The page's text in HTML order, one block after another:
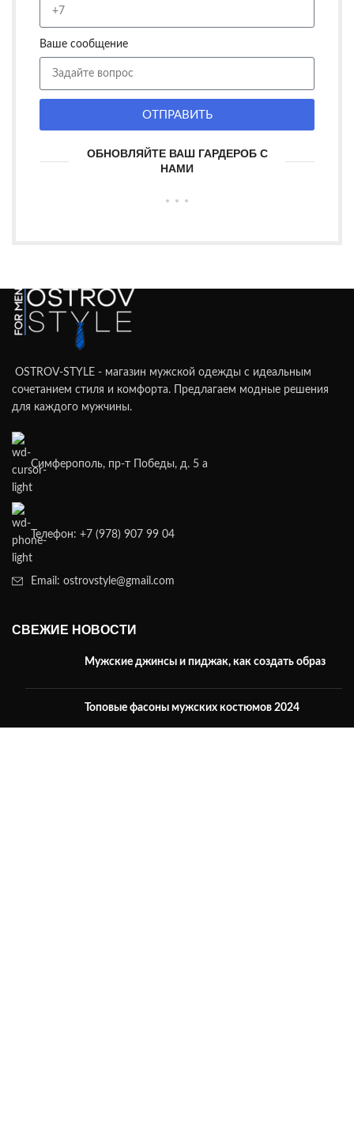
Ваше сообщение
ОТПРАВИТЬ
ОБНОВЛЯЙТЕ ВАШ ГАРДЕРОБ С
НАМИ
OSTROV-STYLE - магазин мужской одежды с идеальным
сочетанием стиля и комфорта. Предлагаем модные решения
для каждого мужчины.
Симферополь, пр-т Победы, д. 5 а
Телефон: +7 (978) 907 99 04
Email: ostrovstyle@gmail.com
СВЕЖИЕ НОВОСТИ
Мужские джинсы и пиджак, как создать образ
Топовые фасоны мужских костюмов 2024